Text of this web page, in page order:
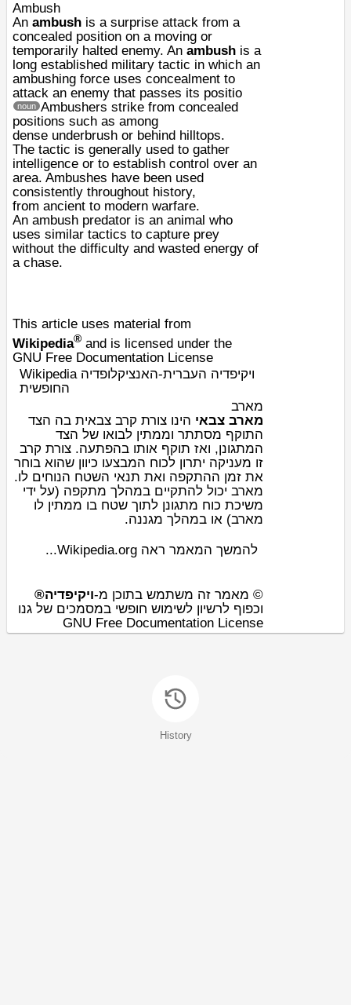
Ambush
An ambush is a surprise attack from a
concealed position on a moving or
temporarily halted enemy. An ambush is a
long established military tactic in which an
ambushing force uses concealment to
attack an enemy that passes its positio
noun Ambushers strike from concealed
positions such as among
dense underbrush or behind hilltops.
The tactic is generally used to gather
intelligence or to establish control over an
area. Ambushes have been used
consistently throughout history,
from ancient to modern warfare.
An ambush predator is an animal who
uses similar tactics to capture prey
without the difficulty and wasted energy of
a chase.
This article uses material from
Wikipedia® and is licensed under the
GNU Free Documentation License
Wikipedia ויקיפדיה העברית-האנציקלופדיה
החופשית
מארב
מארב צבאי הינו צורת קרב צבאית בה הצד
התוקף מסתתר וממתין לבואו של הצד
המתגונן, ואז תוקף אותו בהפתעה. צורת קרב
זו מעניקה יתרון לכוח המבצעו כיוון שהוא בוחר
את זמן ההתקפה ואת תנאי השטח הנוחים לו.
מארב יכול להתקיים במהלך מתקפה (על ידי
משיכת כוח מתגונן לתוך שטח בו ממתין לו
מארב) או במהלך מגננה.
להמשך המאמר ראה Wikipedia.org...
© מאמר זה משתמש בתוכן מ-ויקיפדיה®
וכפוף לרשיון לשימוש חופשי במסמכים של גנו
GNU Free Documentation License
History